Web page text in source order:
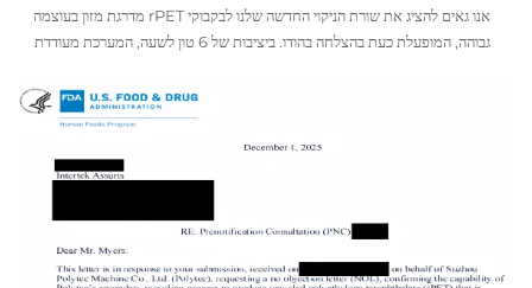
אנו גאים להציג את שורת הניקוי החדשה שלנו לבקבוקי rPET מדרגת מזון בעוצמה
גבוהה, המופעלת כעת בהצלחה בהודו. ביציבות של 6 טון לשעה, המערכת מעודדת